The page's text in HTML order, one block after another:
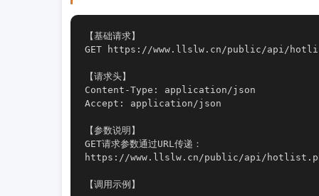
【基础请求】
GET https://www.llslw.cn/public/api/
【请求头】
Content-Type: application/json
Accept: application/json
【参数说明】
GET请求参数通过URL传递：
https://www.llslw.cn/public/api/
【调用示例】